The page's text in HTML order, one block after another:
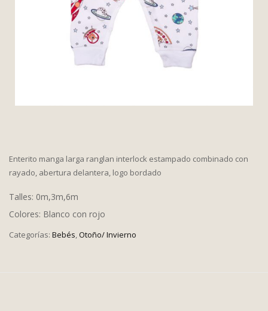
Enterito manga larga ranglan interlock estampado combinado con
rayado, abertura delantera, logo bordado
Talles: 0m,3m,6m
Colores: Blanco con rojo
Categorías: Bebés,Otoño/ Invierno